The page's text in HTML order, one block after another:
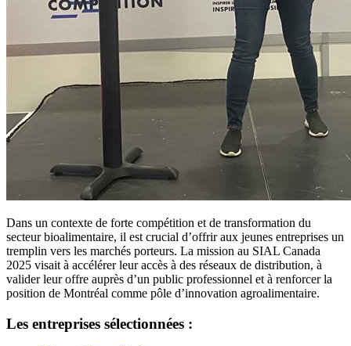
Dans un contexte de forte compétition et de transformation du
secteur bioalimentaire, il est crucial d’offrir aux jeunes entreprises un
tremplin vers les marchés porteurs. La mission au SIAL Canada
2025 visait à accélérer leur accès à des réseaux de distribution, à
valider leur offre auprès d’un public professionnel et à renforcer la
position de Montréal comme pôle d’innovation agroalimentaire.
Les entreprises sélectionnées :